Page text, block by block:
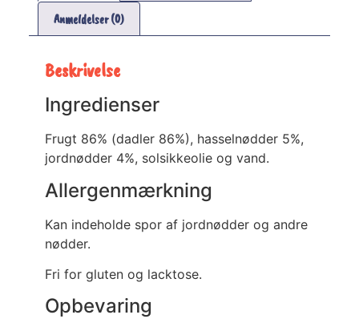
Anmeldelser (0)
Beskrivelse
Ingredienser
Frugt 86% (dadler 86%), hasselnødder 5%,
jordnødder 4%, solsikkeolie og vand.
Allergenmærkning
Kan indeholde spor af jordnødder og andre
nødder.
Fri for gluten og lacktose.
Opbevaring